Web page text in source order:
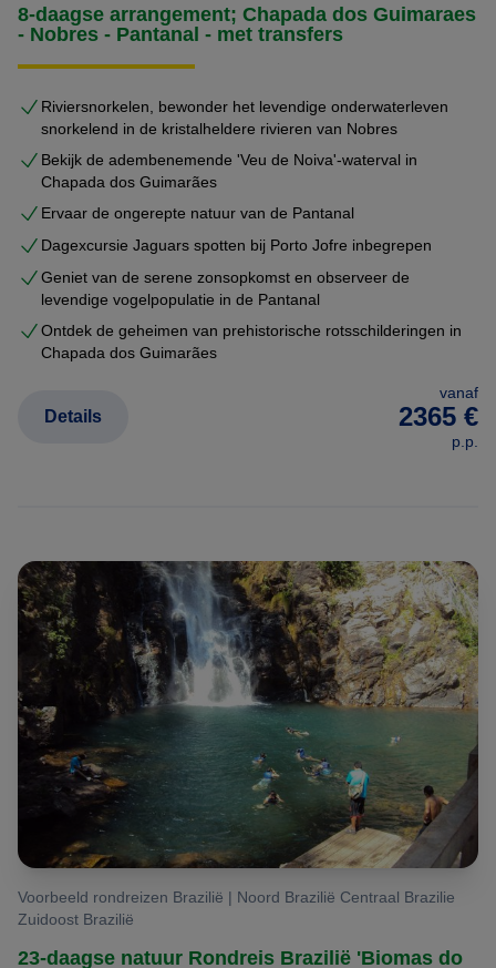
8-daagse arrangement; Chapada dos Guimaraes
- Nobres - Pantanal - met transfers
Riviersnorkelen, bewonder het levendige onderwaterleven
snorkelend in de kristalheldere rivieren van Nobres
Bekijk de adembenemende 'Veu de Noiva'-waterval in
Chapada dos Guimarães
Ervaar de ongerepte natuur van de Pantanal
Dagexcursie Jaguars spotten bij Porto Jofre inbegrepen
Geniet van de serene zonsopkomst en observeer de
levendige vogelpopulatie in de Pantanal
Ontdek de geheimen van prehistorische rotsschilderingen in
Chapada dos Guimarães
vanaf
2365 €
p.p.
Details
Voorbeeld rondreizen Brazilië | Noord Brazilië Centraal Brazilie
Zuidoost Brazilië
23-daagse natuur Rondreis Brazilië 'Biomas do